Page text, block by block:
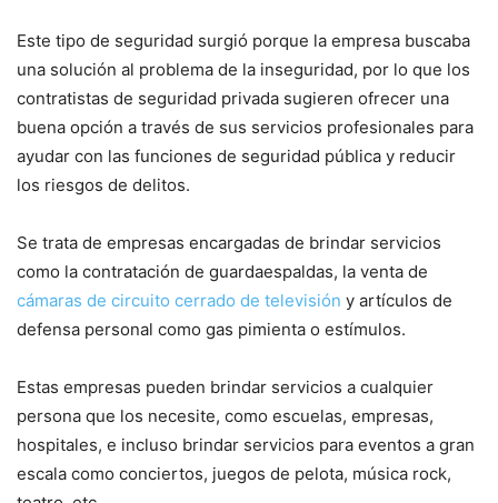
Este tipo de seguridad surgió porque la empresa buscaba
una solución al problema de la inseguridad, por lo que los
contratistas de seguridad privada sugieren ofrecer una
buena opción a través de sus servicios profesionales para
ayudar con las funciones de seguridad pública y reducir
los riesgos de delitos.
Se trata de empresas encargadas de brindar servicios
como la contratación de guardaespaldas, la venta de
cámaras de circuito cerrado de televisión y artículos de
defensa personal como gas pimienta o estímulos.
Estas empresas pueden brindar servicios a cualquier
persona que los necesite, como escuelas, empresas,
hospitales, e incluso brindar servicios para eventos a gran
escala como conciertos, juegos de pelota, música rock,